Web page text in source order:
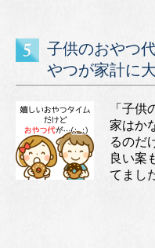
子供のおやつ
やつが家計に
「子
家はか
るのだ
良い案
てまし